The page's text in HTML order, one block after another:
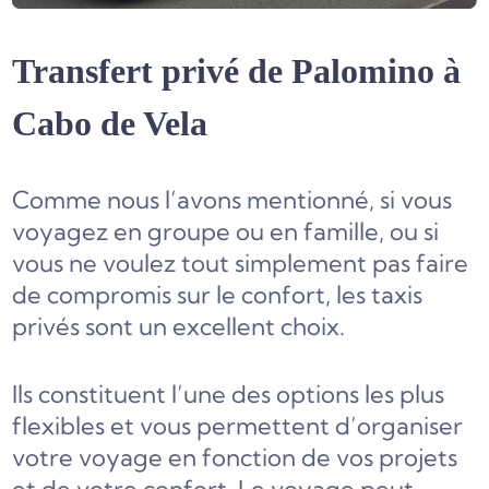
Transfert privé de Palomino à
Cabo de Vela
Comme nous l’avons mentionné, si vous
voyagez en groupe ou en famille, ou si
vous ne voulez tout simplement pas faire
de compromis sur le confort, les taxis
privés sont un excellent choix.
Ils constituent l’une des options les plus
flexibles et vous permettent d’organiser
votre voyage en fonction de vos projets